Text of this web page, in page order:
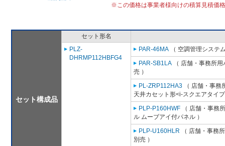
※この価格は事業者様向けの積算見積価
セット構成品
セット形名
PLZ-
DHRMP112HBFG4
PAR-46MA （ 空調管理システ
PAR-SB1LA （ 店舗・事務所
売 ）
PL-ZRP112HA3 （ 店舗・事務
天井カセット形<i-スクエアタイ
PLP-P160HWF （ 店舗・事務
ル ムーブアイ付パネル ）
PLP-U160HLR （ 店舗・事務
別売 ）